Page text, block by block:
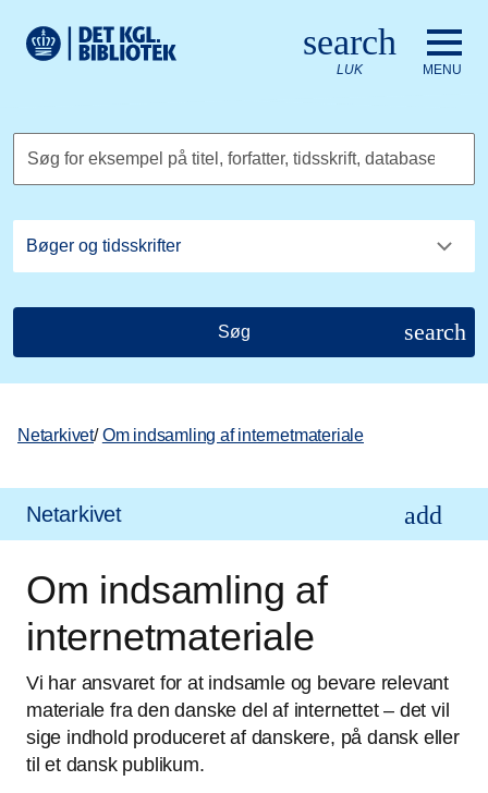
Det Kongelige Biblioteks logo. Gå til Det Kongelige
search
LUK MENU
Søg for eksempel på titel, forfatter, tidsskrift, database
Søg search
Netarkivet/ Om indsamling af internetmateriale
Netarkivet
Om indsamling af
internetmateriale
Vi har ansvaret for at indsamle og bevare relevant
materiale fra den danske del af internettet – det vil
sige indhold produceret af danskere, på dansk eller
til et dansk publikum.